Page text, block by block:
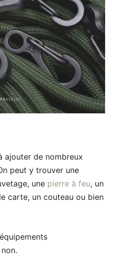
ajouter de nombreux
peut y trouver une
une pierre à feu, un
carte, un couteau ou bien